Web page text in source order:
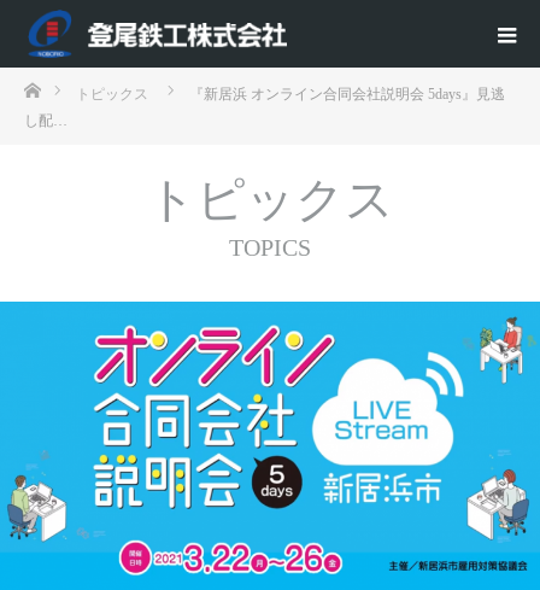
ホームトピックス
『新居浜 オンライン合同会社説明会 5days』見逃
し配…
トピックス
TOPICS